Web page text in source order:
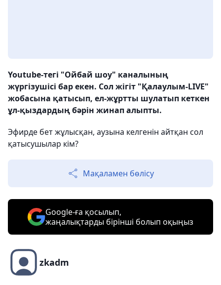
Youtube-тегі "Ойбай шоу" каналының
жүргізушісі бар екен. Сол жігіт "Қалаулым-LIVE"
жобасына қатысып, ел-жұртты шулатып кеткен
ұл-қыздардың бәрін жинап алыпты.
Эфирде бет жұлысқан, аузына келгенін айтқан сол
қатысушылар кім?
Мақаламен бөлісу
Google-ға қосылып,
жаңалықтарды бірінші болып оқыңыз
zkadm